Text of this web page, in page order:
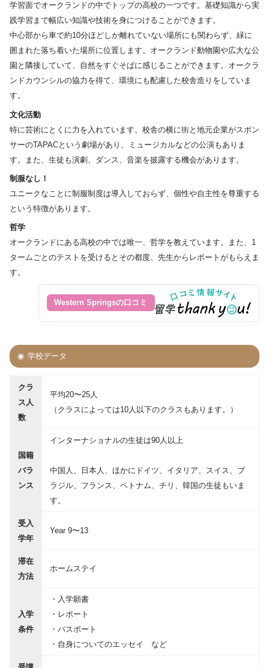
学習面でオークランドの中でトップの高校の一つです。基礎知識から実
践学習まで幅広い知識や技術を身につけることができます。
中心部から車で約10分ほどしか離れていない場所にも関わらず、緑に
囲まれた落ち着いた場所に位置します。オークランド動物園や広大な公
園と隣接していて、自然をすぐそばに感じることができます。オークラ
ンドカウンシルの協力を得て、環境にも配慮した校舎造りをしていま
す。
文化活動
特に芸術にとくに力を入れています。校舎の横に街と地元企業がスポン
サーのTAPACという劇場があり、ミュージカルなどの公演もありま
す。また、生徒も演劇、ダンス、音楽を披露する機会があります。
制服なし！
ユニークなことに制服制度は導入しておらず、個性や自主性を尊重する
という特徴があります。
哲学
オークランドにある高校の中では唯一、哲学を教えています。また、1
タームごとのテストを受けるとその都度、先生からレポートがもらえま
す。
Western Springsの口コミ
学校データ
クラ
ス人
数
平均20〜25人
（クラスによっては10人以下のクラスもあります。）
国籍
バラ
ンス
インターナショナルの生徒は90人以上
中国人、日本人、ほかにドイツ、イタリア、スイス、ブ
ラジル、フランス、ベトナム、チリ、韓国の生徒もいま
す。
受入
学年
Year 9〜13
滞在
方法
ホームステイ
入学
条件
・入学願書
・レポート
・パスポート
・自身についてのエッセイ など